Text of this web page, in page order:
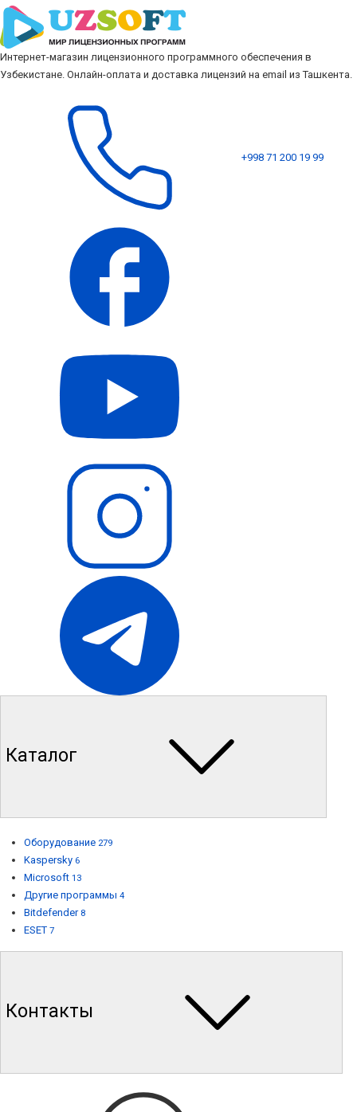
Интернет-магазин лицензионного программного обеспечения в
Узбекистане. Онлайн-оплата и доставка лицензий на email из Ташкента.
+998 71 200 19 99
Каталог
Оборудование 279
Kaspersky 6
Microsoft 13
Другие программы 4
Bitdefender 8
ESET 7
Контакты